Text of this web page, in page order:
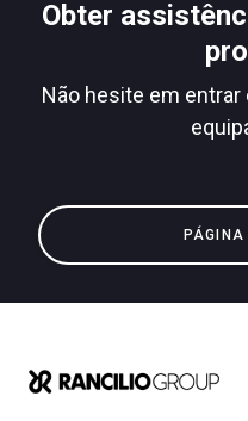
Obter
Não hesite em
Política de Privacidade